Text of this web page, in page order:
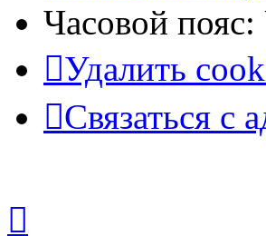
Часовой пояс:
Удалить
Связаться с